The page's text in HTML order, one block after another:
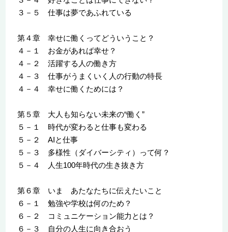
３－５ 仕事は夢であふれている
第４章 幸せに働くってどういうこと？
４－１ お金があれば幸せ？
４－２ 活躍する人の働き方
４－３ 仕事がうまくいく人の行動の特長
４－４ 幸せに働くためには？
第５章 大人も知らない未来の“働く”
５－１ 時代が変わると仕事も変わる
５－２ AIと仕事
５－３ 多様性（ダイバーシティ）って何？
５－４ 人生100年時代の生き抜き方
第６章 いま あたなたちに伝えたいこと
６－１ 勉強や学校は何のため？
６－２ コミュニケーション能力とは？
６－３ 自分の人生に向き合おう